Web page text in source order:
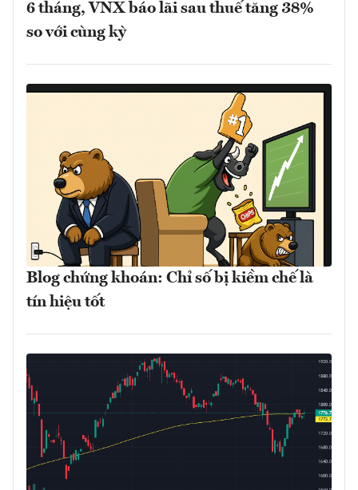
6 tháng, VNX báo lãi sau thuế tăng 38%
so với cùng kỳ
Blog chứng khoán: Chỉ số bị kiềm chế là
tín hiệu tốt